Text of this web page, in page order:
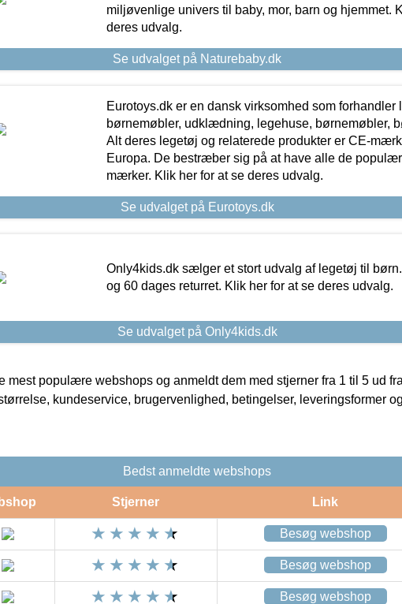
miljøvenlige univers til baby, mor, barn og hjemmet.
deres udvalg.
Se udvalget på Naturebaby.dk
Eurotoys.dk er en dansk virksomhed som forhandler
børnemøbler, udklædning, legehuse, børnemøbler,
Alt deres legetøj og relaterede produkter er CE-
Europa. De bestræber sig på at have alle de
mærker. Klik her for at se deres udvalg.
Se udvalget på Eurotoys.dk
Only4kids.dk sælger et stort udvalg af legetøj til
og 60 dages returret. Klik her for at se deres udvalg.
Se udvalget på Only4kids.dk
mest populære webshops og anmeldt dem med stjerner fra 1 til 5 ud
kundeservice, brugervenlighed, betingelser, leveringsformer og
Bedst anmeldte webshops
Stjerner Link
Besøg webshop
Besøg webshop
Besøg webshop